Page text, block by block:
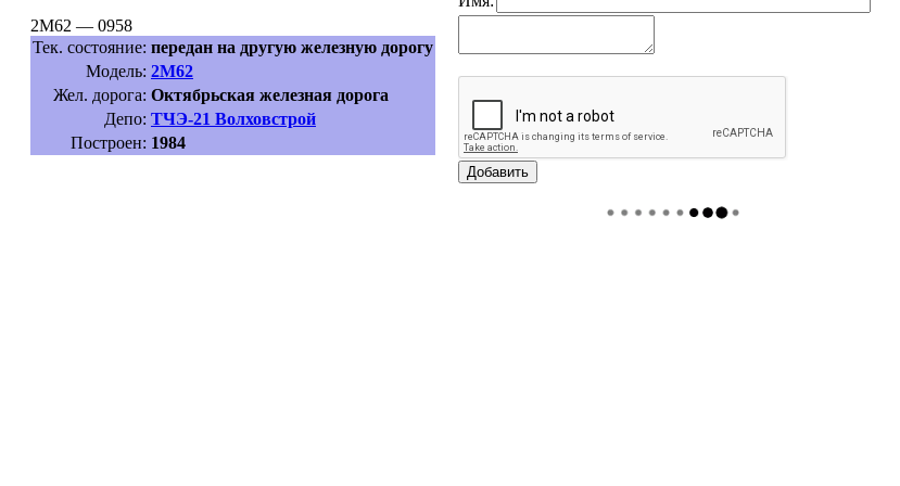
2М62 — 0958
Тек. состояние: передан на другую железную дорогу
Модель: 2М62
Жел. дорога: Октябрьская железная дорога
Депо: ТЧЭ-21 Волховстрой
Построен: 1984